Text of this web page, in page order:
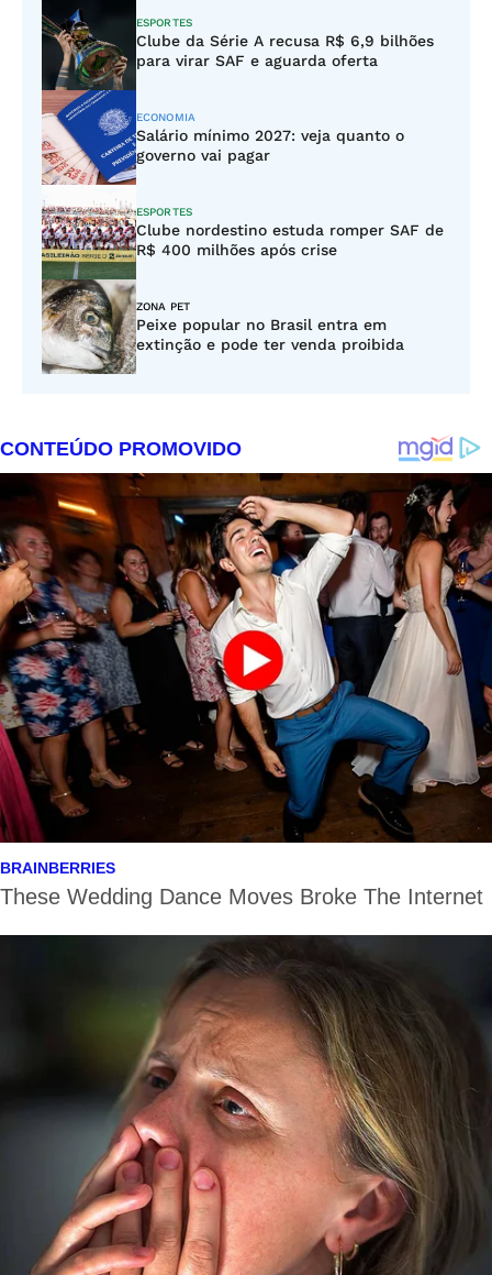
ESPORTES
Clube da Série A recusa R$ 6,9 bilhões
para virar SAF e aguarda oferta
ECONOMIA
Salário mínimo 2027: veja quanto o
governo vai pagar
ESPORTES
Clube nordestino estuda romper SAF de
R$ 400 milhões após crise
ZONA PET
Peixe popular no Brasil entra em
extinção e pode ter venda proibida